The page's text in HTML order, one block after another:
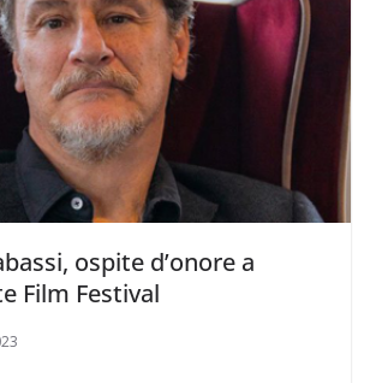
ospite d’onore a
Film Festival